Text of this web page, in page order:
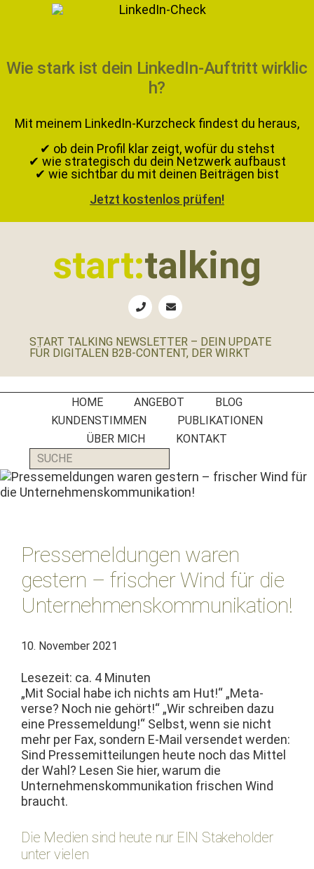
Wie stark ist dein LinkedIn-Auftritt wirklic
h?
Mit meinem LinkedIn-Kurzcheck findest du heraus,
✔ ob dein Profil klar zeigt, wofür du stehst
✔ wie strategisch du dein Netzwerk aufbaust
✔ wie sichtbar du mit deinen Beiträgen bist
Jetzt kostenlos prüfen!
start:talking
B2B-
Social
Media
Manager
PR-
Agenturen
START TALKING NEWSLETTER – DEIN UPDATE
FÜR DIGITALEN B2B-CONTENT, DER WIRKT
HOME ANGEBOT
BLOG
KUNDENSTIMMEN
PUBLIKATIONEN
ÜBER MICH
KONTAKT
SUCHE
Pressemeldungen waren
gestern – frischer Wind für die
Unternehmenskommunikation!
10. November 2021
Lesezeit: ca. 4 Minuten
„Mit Social habe ich nichts am Hut!“ „Meta­
verse? Noch nie gehört!“ „Wir schreiben dazu
eine Pressemel­dung!“ Selb­st, wenn sie nicht
mehr per Fax, son­dern E‑Mail versendet wer­den:
Sind Pressemit­teilun­gen heute noch das Mit­tel
der Wahl? Lesen Sie hier, warum die
Unternehmen­skom­mu­nika­tion frischen Wind
braucht.
Die Medien sind heute nur EIN Stakeholder
unter vielen